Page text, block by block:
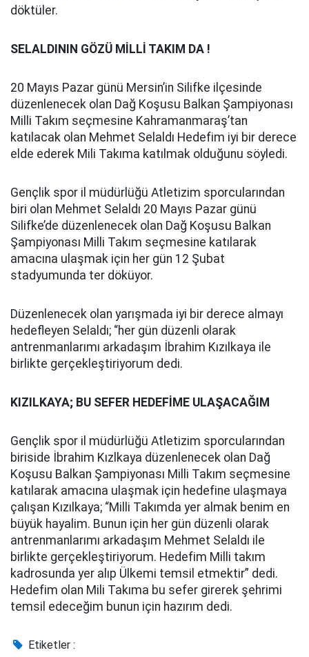
döktüler.
SELALDININ GÖZÜ MİLLİ TAKIM DA !
20 Mayıs Pazar günü Mersin’in Silifke ilçesinde
düzenlenecek olan Dağ Koşusu Balkan Şampiyonası
Milli Takım seçmesine Kahramanmaraş’tan
katılacak olan Mehmet Selaldı Hedefim iyi bir derece
elde ederek Mili Takıma katılmak olduğunu söyledi.
Gençlik spor il müdürlüğü Atletizim sporcularından
biri olan Mehmet Selaldı 20 Mayıs Pazar günü
Silifke’de düzenlenecek olan Dağ Koşusu Balkan
Şampiyonası Milli Takım seçmesine katılarak
amacına ulaşmak için her gün 12 Şubat
stadyumunda ter döküyor.
Düzenlenecek olan yarışmada iyi bir derece almayı
hedefleyen Selaldı; “her gün düzenli olarak
antrenmanlarımı arkadaşım İbrahim Kızılkaya ile
birlikte gerçekleştiriyorum dedi.
KIZILKAYA; BU SEFER HEDEFİME ULAŞACAĞIM
Gençlik spor il müdürlüğü Atletizim sporcularından
biriside İbrahim Kızlkaya düzenlenecek olan Dağ
Koşusu Balkan Şampiyonası Milli Takım seçmesine
katılarak amacına ulaşmak için hedefine ulaşmaya
çalışan Kızılkaya; “Milli Takımda yer almak benim en
büyük hayalim. Bunun için her gün düzenli olarak
antrenmanlarımı arkadaşım Mehmet Selaldı ile
birlikte gerçekleştiriyorum. Hedefim Milli takım
kadrosunda yer alıp Ülkemi temsil etmektir” dedi.
Hedefim olan Mili Takıma bu sefer girerek şehrimi
temsil edeceğim bunun için hazırım dedi.
Etiketler :